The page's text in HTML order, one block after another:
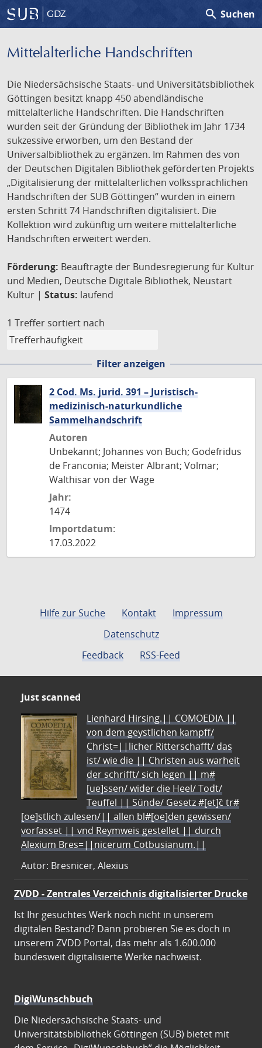
GDZ search Suchen
Mittelalterliche Handschriften
Die Niedersächsische Staats- und Universitätsbibliothek
Göttingen besitzt knapp 450 abendländische
mittelalterliche Handschriften. Die Handschriften
wurden seit der Gründung der Bibliothek im Jahr 1734
sukzessive erworben, um den Bestand der
Universalbibliothek zu ergänzen. Im Rahmen des von
der Deutschen Digitalen Bibliothek geförderten Projekts
„Digitalisierung der mittelalterlichen volkssprachlichen
Handschriften der SUB Göttingen“ wurden in einem
ersten Schritt 74 Handschriften digitalisiert. Die
Kollektion wird zukünftig um weitere mittelalterliche
Handschriften erweitert werden.
Förderung: Beauftragte der Bundesregierung für Kultur
und Medien, Deutsche Digitale Bibliothek, Neustart
Kultur | Status: laufend
1 Treffer sortiert nach
Filter anzeigen
2 Cod. Ms. jurid. 391 – Juristisch-
medizinisch-naturkundliche
Sammelhandschrift
Autoren
Unbekannt; Johannes von Buch; Godefridus
de Franconia; Meister Albrant; Volmar;
Walthisar von der Wage
Jahr:
1474
Importdatum:
17.03.2022
Hilfe zur Suche Kontakt
Impressum
Datenschutz
Feedback
RSS-Feed
Just scanned
Lienhard Hirsing.|| COMOEDIA ||
von dem geystlichen kampff/
Christ=||licher Ritterschafft/ das
ist/ wie die || Christen aus warheit
der schrifft/ sich legen || m#
[ue]ssen/ wider die Heel/ Todt/
Teuffel || Sünde/ Gesetz #[et]c̃ tr#
[oe]stlich zulesen/|| allen bl#[oe]den gewissen/
vorfasset || vnd Reymweis gestellet || durch
Alexium Bres=||nicerum Cotbusianum.||
Autor: Bresnicer, Alexius
ZVDD - Zentrales Verzeichnis digitalisierter Drucke
Ist Ihr gesuchtes Werk noch nicht in unserem
digitalen Bestand? Dann probieren Sie es doch in
unserem ZVDD Portal, das mehr als 1.600.000
bundesweit digitalisierte Werke nachweist.
DigiWunschbuch
Die Niedersächsische Staats- und
Universitätsbibliothek Göttingen (SUB) bietet mit